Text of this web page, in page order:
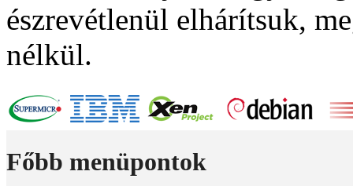
észrevétlenül elhárítsuk,
nélkül.
Főbb menüpontok